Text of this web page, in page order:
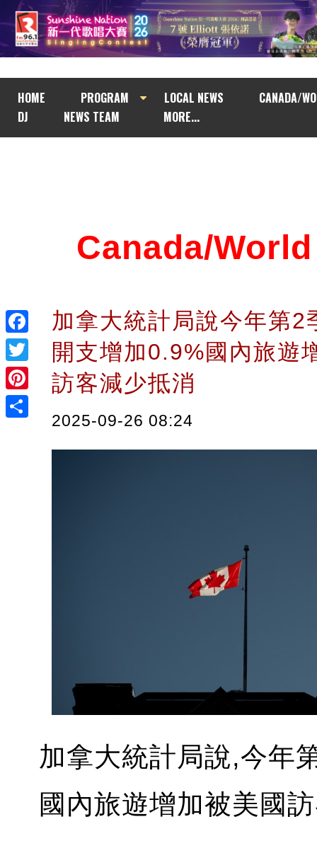
HOME PROGRAM LOCAL NEWS
CANADA/
DJ
NEWS TEAM MORE...
Facebook
Twitter
Pinterest
Canada/
加拿大統計局說今年第2
開支增加0.9%國內旅遊
訪客減少抵消
2025-09-26 08:24
加拿大統計局說,今年
國內旅遊增加被美國